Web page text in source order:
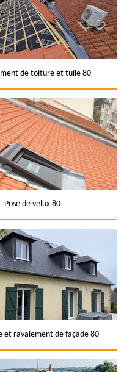
de toiture et tuile 80
Pose de velux 80
et ravalement de façade 80